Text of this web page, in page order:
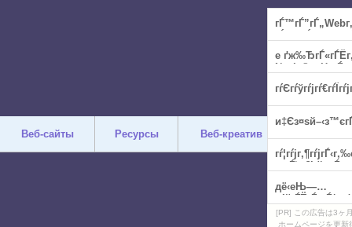
[PR] この広告は3ヶ
ホームページを更
Веб-сайты Ресурсы Веб-креатив